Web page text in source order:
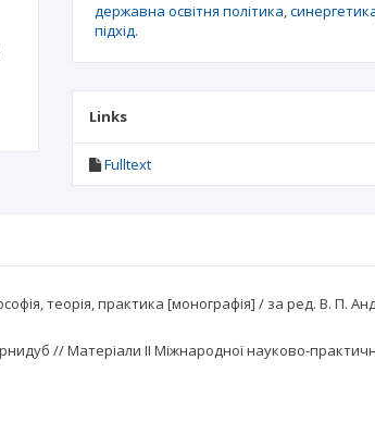
державна освітня політика
підхід.
Links
Fulltext
теорія, практика [монографія] / за ред. В. П.
// Матеріали ІІ Міжнародної науково-